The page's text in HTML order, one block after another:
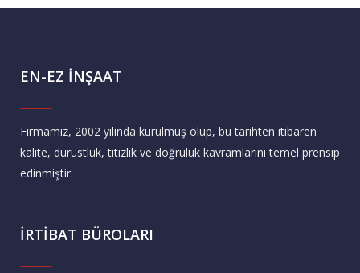
EN-EZ İNŞAAT
Firmamız, 2002 yılında kurulmuş olup, bu tarihten itibaren
kalite, dürüstlük, titizlik ve doğruluk kavramlarını temel prensip
edinmiştir.
İRTİBAT BÜROLARI